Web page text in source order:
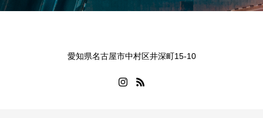
愛知県名古屋市中村区井深町15-10